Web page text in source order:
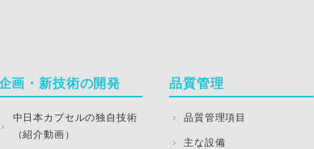
画・新技術の開発
中日本カプセルの独自技術
（紹介動画）
品質管理
品質管理項目
主な設備